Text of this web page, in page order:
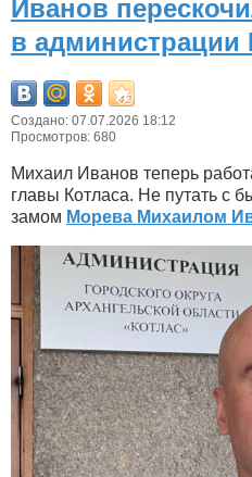
Иванов
в администрации
Создано: 07.07.2026 18:12
Просмотров: 680
Михаил Иванов теперь
главы Котласа. Не путать с
замом Морева Михаилом